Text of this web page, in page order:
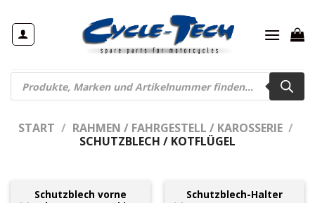
Inhalt
springen
Products
search
START / RAHMEN / FAHRGESTELL / KAROSSERIE /
SCHUTZBLECH / KOTFLÜGEL
Schutzblech vorne
Schutzblech-Halter